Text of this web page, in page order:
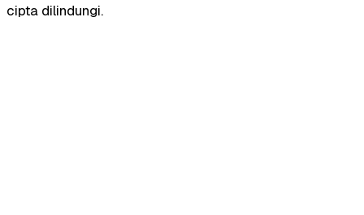
cipta dilindungi.